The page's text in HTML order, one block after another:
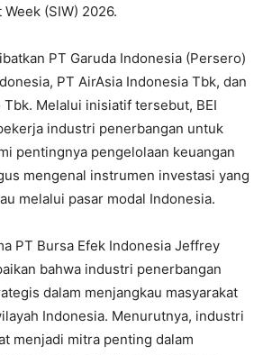
(SIW) 2026.
PT Garuda Indonesia (Persero)
PT AirAsia Indonesia Tbk, dan
Tbk. Melalui inisiatif tersebut, BEI
industri penerbangan untuk
pentingnya pengelolaan keuangan
mengenal instrumen investasi yang
melalui pasar modal Indonesia.
PT Bursa Efek Indonesia Jeffrey
bahwa industri penerbangan
dalam menjangkau masyarakat
Indonesia. Menurutnya, industri
menjadi mitra penting dalam